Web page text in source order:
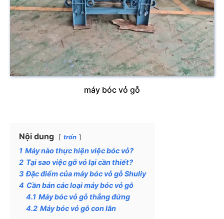
máy bóc vỏ gỗ
Nội dung trốn
1 Máy nào thực hiện việc bóc vỏ?
2 Tại sao việc gỡ vỏ lại cần thiết?
3 Đặc điểm của máy bóc vỏ gỗ Shuliy
4 Cần bán các loại máy bóc vỏ gỗ
4.1 Máy bóc vỏ gỗ thẳng đứng
4.2 Máy bóc vỏ gỗ con lăn